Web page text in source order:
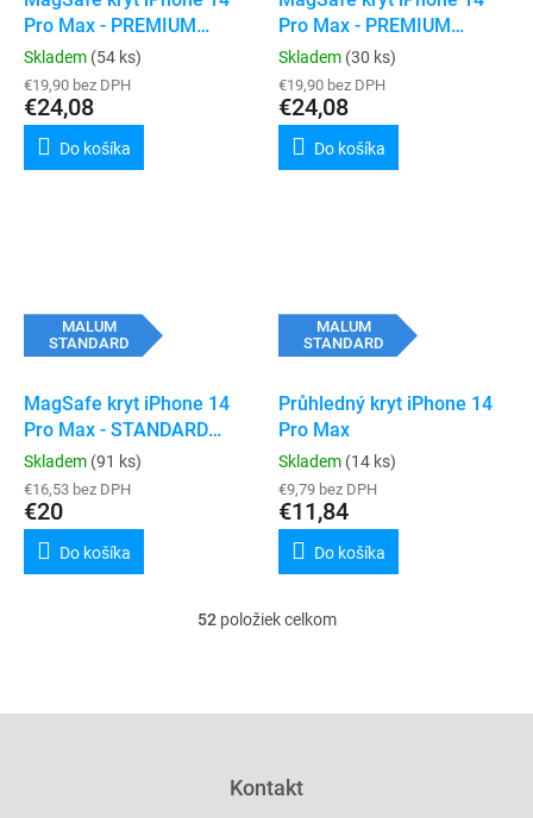
Pro Max - PREMIUM
(transparent)
Skladem (54 ks)
€19,90 bez DPH
€24,08
Do košíka
Pro Max - PREMIUM
(black)
Skladem (30 ks)
€19,90 bez DPH
€24,08
Do košíka
MALUM
STANDARD
MagSafe kryt iPhone 14
Pro Max - STANDARD
(transparent)
Skladem (91 ks)
€16,53 bez DPH
€20
Do košíka
MALUM
STANDARD
Průhledný kryt iPhone 14
Pro Max
Skladem (14 ks)
€9,79 bez DPH
€11,84
Do košíka
O
d
i
52položiek celkom
Kontakt